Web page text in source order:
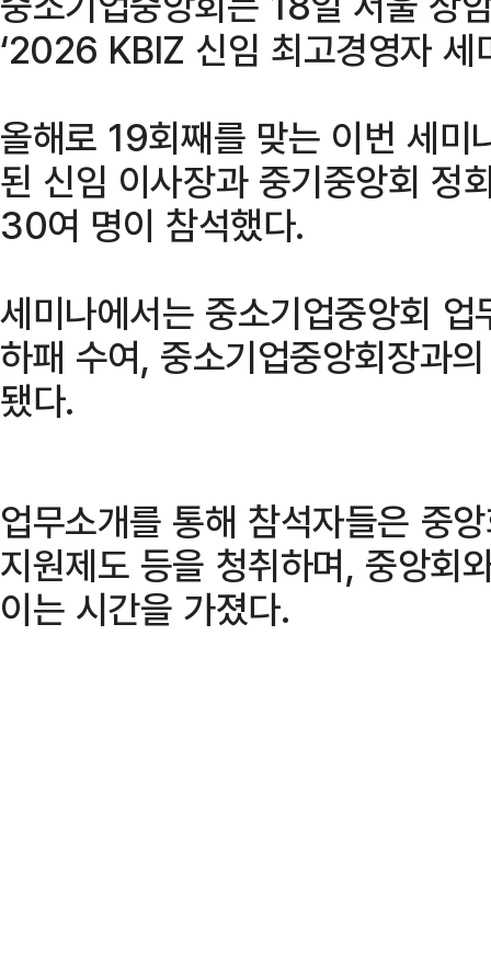
‘2026 KBIZ 신임 최고경영자 세
올해로 19회째를 맞는 이번 세
된 신임 이사장과 중기중앙회 정
30여 명이 참석했다.
세미나에서는 중소기업중앙회
하패 수여, 중소기업중앙회장과
됐다.
업무소개를 통해 참석자들은 중
지원제도 등을 청취하며, 중앙회
이는 시간을 가졌다.